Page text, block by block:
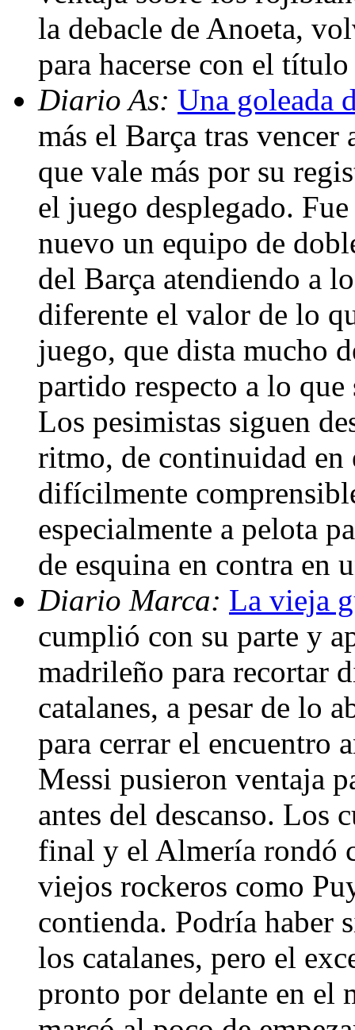
la debacle de Anoeta,
para hacerse con el
Diario As: Una goleada
más el Barça tras
que vale más por su
el juego desplegado.
nuevo un equipo de
del Barça atendiendo a
diferente el valor de lo
juego, que dista mucho
partido respecto a lo que
Los pesimistas siguen
ritmo, de continuidad en
difícilmente
especialmente a pelota
de esquina en contra
Diario Marca: La vieja
cumplió con su parte y
madrileño para recortar
catalanes, a pesar de lo
para cerrar el encuentro
Messi pusieron ventaja
antes del descanso. Los
final y el Almería rondó
viejos rockeros como
contienda. Podría haber
los catalanes, pero el
pronto por delante en el